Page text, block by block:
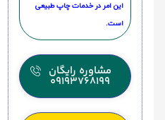
این امر در خدمات چاپ طبیعی
است.
مشاوره رایگان
09193768199